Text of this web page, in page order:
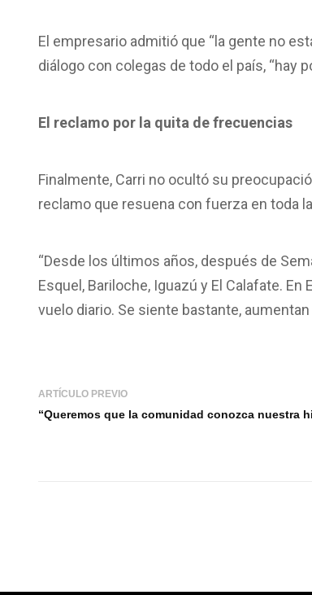
El empresario admitió que “la gente no
diálogo con colegas de todo el país, “hay
El reclamo por la quita de frecuencias
Finalmente, Carri no ocultó su
reclamo que resuena con fuerza en toda
“Desde los últimos años, después de
Esquel, Bariloche, Iguazú y El Calafate.
vuelo diario. Se siente bastante,
ARTÍCULO PREVIO
“Queremos que la comunidad conozca nuestra